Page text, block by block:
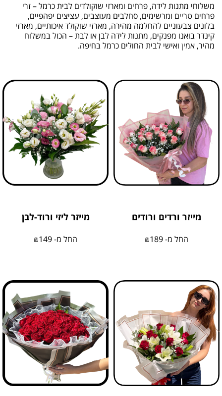
משלוחי מתנות לידה, פרחים ומארזי שוקולדים לבית כרמל – זרי
פרחים טריים ומרשימים, סחלבים מעוצבים, עציצים יפהפיים,
בלונים צבעוניים להחלמה מהירה, מארזי שוקולד איכותיים, מארזי
קינדר בואנו מפנקים, מתנות לידה לבן או לבת – הכול במשלוח
מהיר, אמין ואישי לבית החולים כרמל בחיפה.
מייזר ורדים ורודים
החל מ- ₪189
מייזר ליזי ורוד-לבן
החל מ- ₪149